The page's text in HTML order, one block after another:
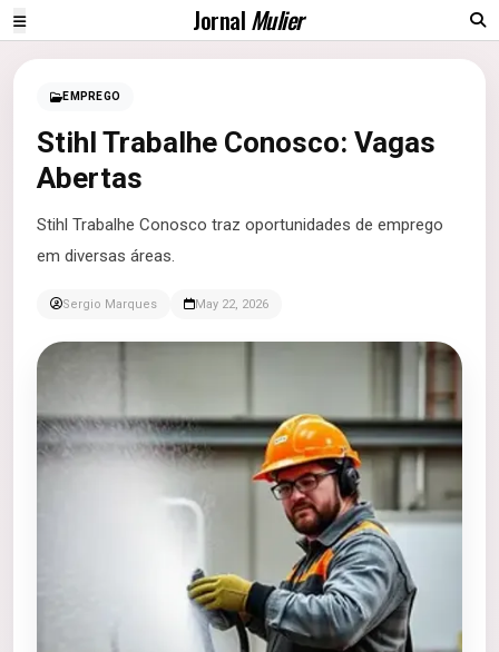
JornalMulier
EMPREGO
Stihl Trabalhe Conosco: Vagas
Abertas
Stihl Trabalhe Conosco traz oportunidades de emprego
em diversas áreas.
Sergio Marques May 22, 2026